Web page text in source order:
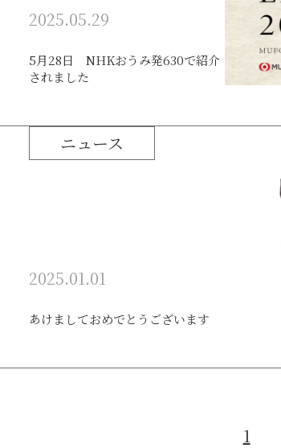
2025.05.29
5月28日 NHKおうみ発630で紹介
されました
ニュース
2025.01.01
あけましておめでとうございます
1